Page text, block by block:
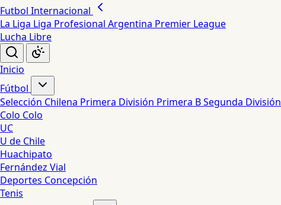
Futbol Internacional
La Liga Liga Profesional Argentina Premier League
Lucha Libre
Inicio
Fútbol
Selección Chilena Primera División Primera BSegunda División
Colo Colo
UC
U de Chile
Huachipato
Fernández Vial
Deportes Concepción
Tenis